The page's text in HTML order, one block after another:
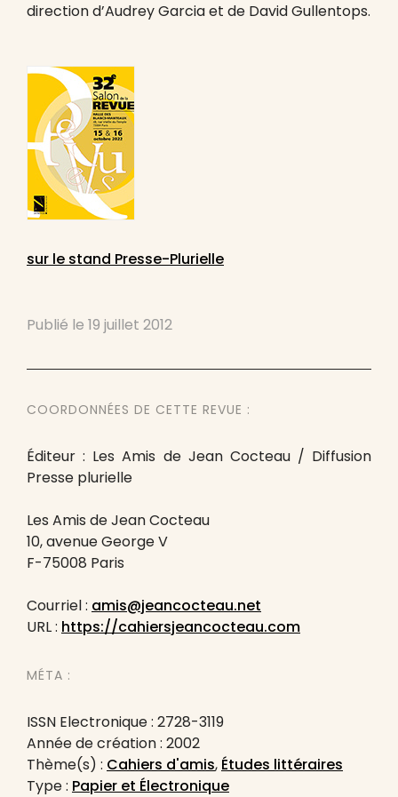
direction d’Audrey Garcia et de David Gullentops.
sur le stand Presse-Plurielle
Publié le 19 juillet 2012
COORDONNÉES DE CETTE REVUE :
Éditeur : Les Amis de Jean Cocteau / Diffusion
Presse plurielle
Les Amis de Jean Cocteau
10, avenue George V
F-75008 Paris
Courriel : amis@jeancocteau.net
URL : https://cahiersjeancocteau.com
MÉTA :
ISSN Electronique : 2728-3119
Année de création : 2002
Thème(s) : Cahiers d'amis, Études littéraires
Type : Papier et Électronique